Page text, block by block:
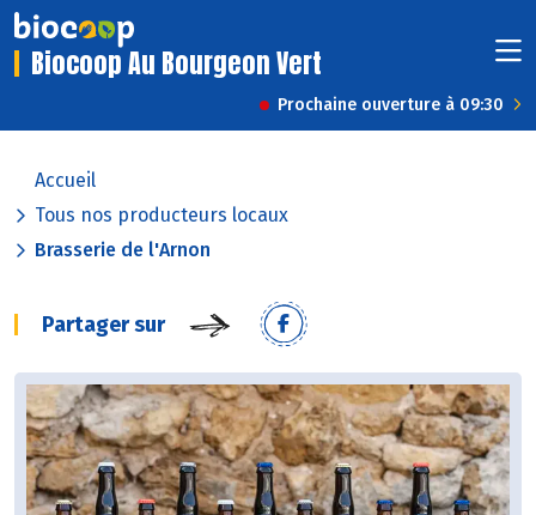
Biocoop Au Bourgeon Vert
Prochaine ouverture à 09:30
Accueil
Tous nos producteurs locaux
Brasserie de l'Arnon
Partager sur